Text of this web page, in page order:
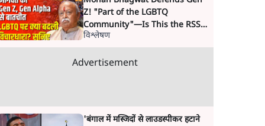
Z! "Part of the LGBTQ
Community"—Is This the RSS's
New Move?
विश्लेषण
Advertisement
'बंगाल में मस्जिदों से लाउडस्पीकर हटाने